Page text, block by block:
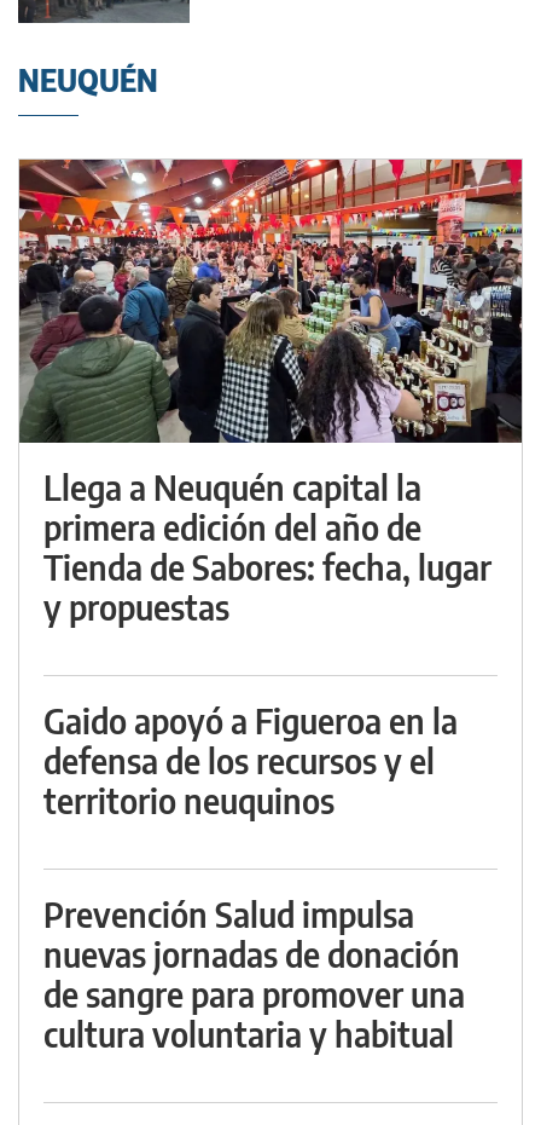
NEUQUÉN
Llega a Neuquén capital la
primera edición del año de
Tienda de Sabores: fecha, lugar
y propuestas
Gaido apoyó a Figueroa en la
defensa de los recursos y el
territorio neuquinos
Prevención Salud impulsa
nuevas jornadas de donación
de sangre para promover una
cultura voluntaria y habitual